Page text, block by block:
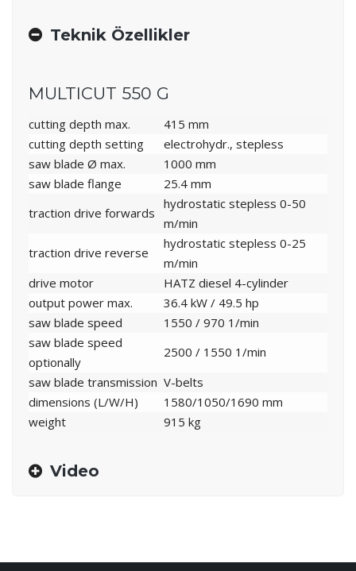
Teknik Özellikler
MULTICUT 550 G
cutting depth max.
415 mm
cutting depth setting
electrohydr., stepless
saw blade Ø max.
1000 mm
saw blade flange
25.4 mm
traction drive forwards
hydrostatic stepless 0-50
m/min
traction drive reverse
hydrostatic stepless 0-25
m/min
drive motor
HATZ diesel 4-cylinder
output power max.
36.4 kW / 49.5 hp
saw blade speed
1550 / 970 1/min
saw blade speed
optionally
2500 / 1550 1/min
saw blade transmission V-belts
dimensions (L/W/H)
1580/1050/1690 mm
weight
915 kg
Video